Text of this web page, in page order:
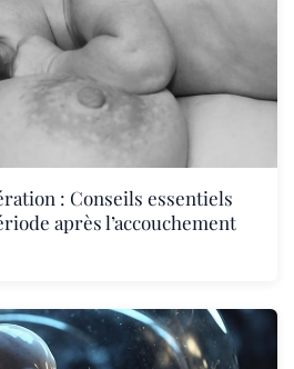
: Conseils essentiels
après l’accouchement